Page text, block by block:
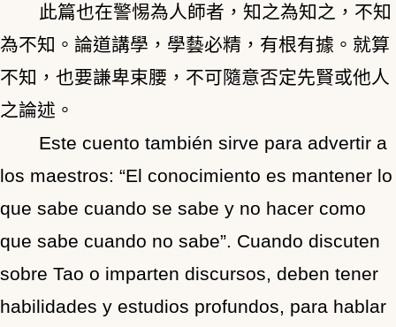
此篇也在警惕為人師者，知之為知之，不知
為不知。論道講學，學藝必精，有根有據。就算
不知，也要謙卑束腰，不可隨意否定先賢或他人
之論述。
Este cuento también sirve para advertir a
los maestros: “El conocimiento es mantener lo
que sabe cuando se sabe y no hacer como
que sabe cuando no sabe”. Cuando discuten
sobre Tao o imparten discursos, deben tener
habilidades y estudios profundos, para hablar